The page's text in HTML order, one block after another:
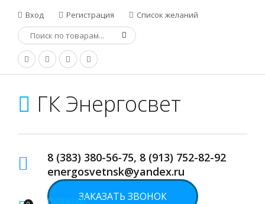
Вход Регистрация Список желаний
ГК Энергосвет
8 (383) 380-56-75, 8 (913) 752-82-92
energosvetnsk@yandex.ru
ЗАКАЗАТЬ ЗВОНОК
0.00руб.